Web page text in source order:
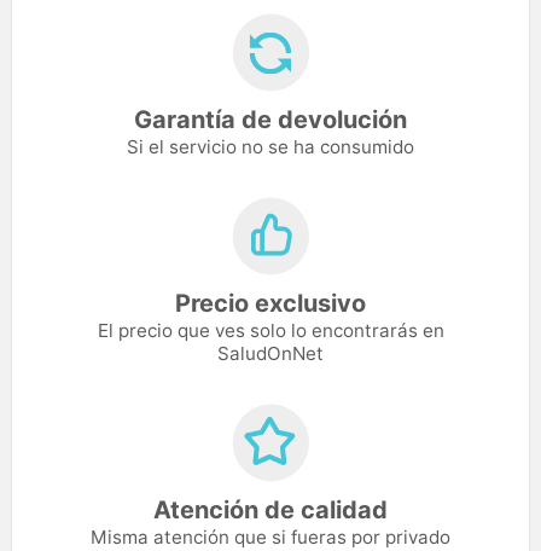
Garantía de devolución
Si el servicio no se ha consumido
Precio exclusivo
El precio que ves solo lo encontrarás en
SaludOnNet
Atención de calidad
Misma atención que si fueras por privado